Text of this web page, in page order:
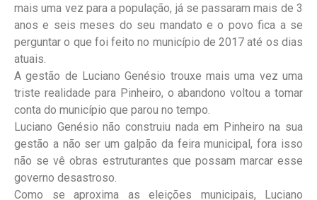
mais uma vez para a população, já se passaram mais de 3
anos e seis meses do seu mandato e o povo fica a se
perguntar o que foi feito no município de 2017 até os dias
atuais.
A gestão de Luciano Genésio trouxe mais uma vez uma
triste realidade para Pinheiro, o abandono voltou a tomar
conta do município que parou no tempo.
Luciano Genésio não construiu nada em Pinheiro na sua
gestão a não ser um galpão da feira municipal, fora isso
não se vê obras estruturantes que possam marcar esse
governo desastroso.
Como se aproxima as eleições municipais, Luciano